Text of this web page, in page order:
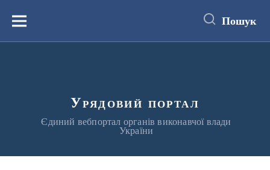
вмістуМеню Пошук
Урядовий портал
Єдиний вебпортал органів виконавчої влади
України